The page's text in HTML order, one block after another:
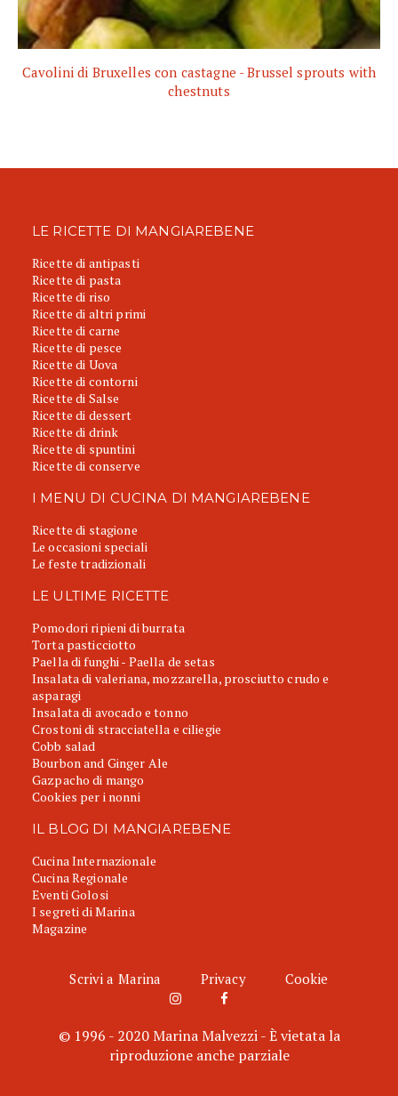
Cavolini di Bruxelles con castagne - Brussel sprouts with
chestnuts
LE RICETTE DI MANGIAREBENE
Ricette di antipasti
Ricette di pasta
Ricette di riso
Ricette di altri primi
Ricette di carne
Ricette di pesce
Ricette di Uova
Ricette di contorni
Ricette di Salse
Ricette di dessert
Ricette di drink
Ricette di spuntini
Ricette di conserve
I MENU DI CUCINA DI MANGIAREBENE
Ricette di stagione
Le occasioni speciali
Le feste tradizionali
LE ULTIME RICETTE
Pomodori ripieni di burrata
Torta pasticciotto
Paella di funghi - Paella de setas
Insalata di valeriana, mozzarella, prosciutto crudo e
asparagi
Insalata di avocado e tonno
Crostoni di stracciatella e ciliegie
Cobb salad
Bourbon and Ginger Ale
Gazpacho di mango
Cookies per i nonni
IL BLOG DI MANGIAREBENE
Cucina Internazionale
Cucina Regionale
Eventi Golosi
I segreti di Marina
Magazine
Scrivi a Marina Privacy Cookie
© 1996 - 2020 Marina Malvezzi - È vietata la
riproduzione anche parziale